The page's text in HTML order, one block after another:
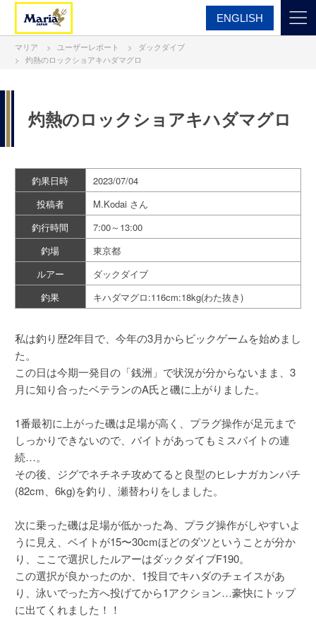
ENGLISH
マリア ユーザーレポート
ダックダイブ
灼熱のロックショアキハダマグロ
灼熱のロックショアキハダマグロ
釣果日時
2023/07/04
投稿者
M.Kodai さん
釣行時間
7:00～13:00
釣場
東京都
ルアー
ダックダイブ
釣果
キハダマグロ:116cm:18kg(わた抜き)
私は釣り歴2年目で、今年の3月からビックゲームを始めまし
た。
この日は今期一発目の「銭洲」で状況が分からないまま、3
月に知り合ったベテランのA氏と磯に上がりました。
1番最初に上がった磯は足場が高く、プラグ操作が足元まで
しっかりできないので、バイトがあってもミスバイトの連
続…。
その後、ジグでネチネチ攻めてると良型のヒレナガカンパチ
(82cm、6kg)を釣り、瀬替わりをしました。
次に乗った磯は足場が低かった為、プラグ操作がしやすいよ
うに見え、ベイトが15〜30cmほどのダツということが分か
り、ここで選択したルアーはダックダイブF190。
この選択が良かったのか、1投目でキハダのチェイスがあ
り、泳いでった方へ投げてから1アクション…豪快にトップ
に出てくれました！！